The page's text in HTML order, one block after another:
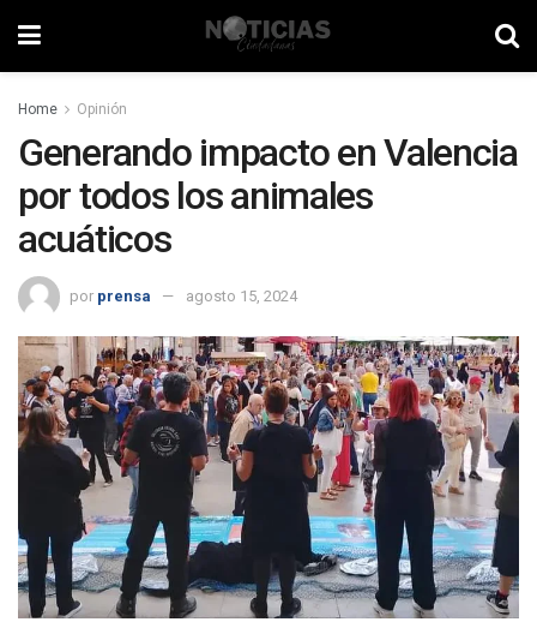
Home Opinión
Generando impacto en Valencia
por todos los animales
acuáticos
por prensa agosto 15, 2024